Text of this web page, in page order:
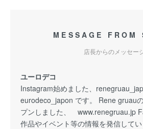
MESSAGE FROM
店長からのメッセー
ユーロデコ
Instagram始めました、
eurodeco_japon です。 Rene gruau
プンしました、 www.renegruau.jp
作品やイベント等の情報を発信して